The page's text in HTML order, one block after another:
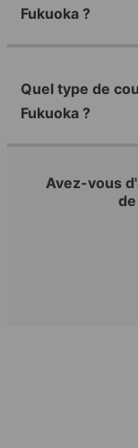
Fukuoka ?
Quel type de
Fukuoka ?
Avez-vous